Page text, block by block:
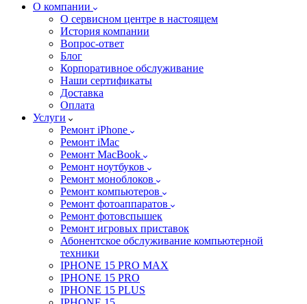
О компании
О сервисном центре в настоящем
История компании
Вопрос-ответ
Блог
Корпоративное обслуживание
Наши сертификаты
Доставка
Оплата
Услуги
Ремонт iPhone
Ремонт iMac
Ремонт MacBook
Ремонт ноутбуков
Ремонт моноблоков
Ремонт компьютеров
Ремонт фотоаппаратов
Ремонт фотовспышек
Ремонт игровых приставок
Абонентское обслуживание компьютерной
техники
IPHONE 15 PRO MAX
IPHONE 15 PRO
IPHONE 15 PLUS